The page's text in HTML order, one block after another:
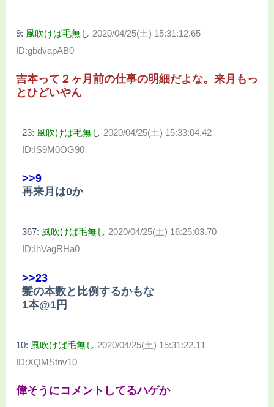
9: 風吹けば毛無し 2020/04/25(土) 15:31:12.65
ID:gbdvapAB0
吉本って２ヶ月前の仕事の明細だよな。来月もっ
とひどいやん
23: 風吹けば毛無し 2020/04/25(土) 15:33:04.42
ID:IS9M0OG90
>>9
再来月は0か
367: 風吹けば毛無し 2020/04/25(土) 16:25:03.70
ID:IhVagRHa0
>>23
髪の本数と比例するかもな
1本@1円
10: 風吹けば毛無し 2020/04/25(土) 15:31:22.11
ID:XQMStnv10
偉そうにコメントしてるハゲか